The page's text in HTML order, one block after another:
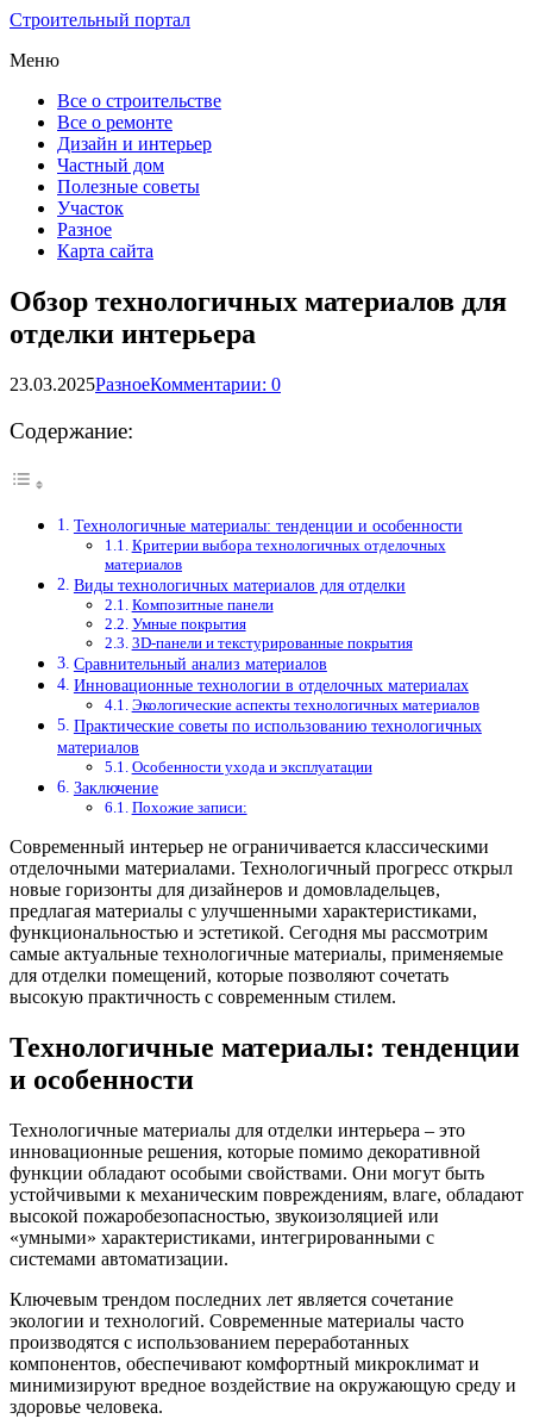
Строительный портал
Меню
Все о строительстве
Все о ремонте
Дизайн и интерьер
Частный дом
Полезные советы
Участок
Разное
Карта сайта
Обзор технологичных материалов для
отделки интерьера
23.03.2025РазноеКомментарии: 0
Содержание:
Технологичные материалы: тенденции и особенности
Критерии выбора технологичных отделочных
материалов
Виды технологичных материалов для отделки
Композитные панели
Умные покрытия
3D-панели и текстурированные покрытия
Сравнительный анализ материалов
Инновационные технологии в отделочных материалах
Экологические аспекты технологичных материалов
Практические советы по использованию технологичных
материалов
Особенности ухода и эксплуатации
Заключение
Похожие записи:
Современный интерьер не ограничивается классическими
отделочными материалами. Технологичный прогресс открыл
новые горизонты для дизайнеров и домовладельцев,
предлагая материалы с улучшенными характеристиками,
функциональностью и эстетикой. Сегодня мы рассмотрим
самые актуальные технологичные материалы, применяемые
для отделки помещений, которые позволяют сочетать
высокую практичность с современным стилем.
Технологичные материалы: тенденции
и особенности
Технологичные материалы для отделки интерьера – это
инновационные решения, которые помимо декоративной
функции обладают особыми свойствами. Они могут быть
устойчивыми к механическим повреждениям, влаге, обладают
высокой пожаробезопасностью, звукоизоляцией или
«умными» характеристиками, интегрированными с
системами автоматизации.
Ключевым трендом последних лет является сочетание
экологии и технологий. Современные материалы часто
производятся с использованием переработанных
компонентов, обеспечивают комфортный микроклимат и
минимизируют вредное воздействие на окружающую среду и
здоровье человека.